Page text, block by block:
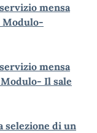
mensa
Modulo-
mensa
Modulo- Il sale
selezione di un